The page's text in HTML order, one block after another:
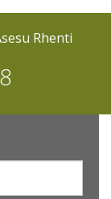
Rhenti